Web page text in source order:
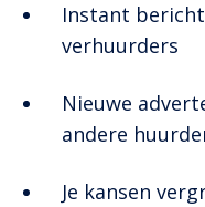
Instant
verhuurders
Nieuwe
andere
Je kansen